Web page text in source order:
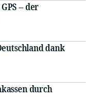
– der
dank
durch